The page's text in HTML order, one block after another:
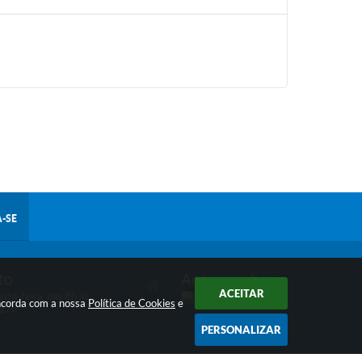
com a nossa Política de Cookies e
ACEITAR
PERSONALIZAR
SE
Acompanhe